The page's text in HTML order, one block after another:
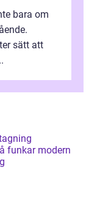
bara om
sätt att